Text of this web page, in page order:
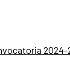
2024-